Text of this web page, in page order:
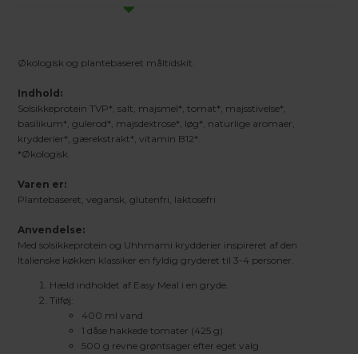
Økologisk og plantebaseret måltidskit.
Indhold:
Solsikkeprotein TVP*, salt, majsmel*, tomat*, majsstivelse*,
basilikum*, gulerod*, majsdextrose*, løg*, naturlige aromaer,
krydderier*, gærekstrakt*, vitamin B12*.
*Økologisk.
Varen er:
Plantebaseret, vegansk, glutenfri, laktosefri
Anvendelse:
Med solsikkeprotein og Uhhmami krydderier inspireret af den
Italienske køkken klassiker en fyldig gryderet til 3-4 personer.
Hæld indholdet af Easy Meal i en gryde.
Tilføj:
400 ml vand
1 dåse hakkede tomater (425 g)
500 g revne grøntsager efter eget valg